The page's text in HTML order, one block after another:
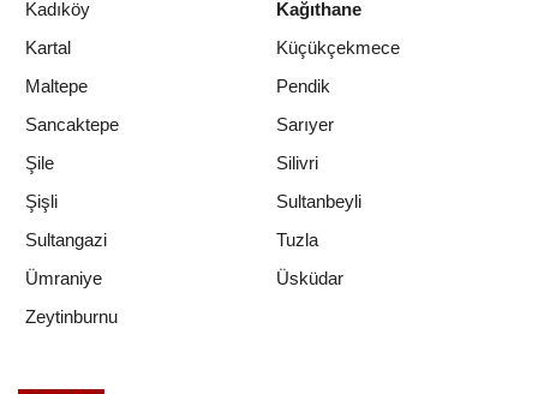
Kadıköy
Kağıthane
Kartal
Küçükçekmece
Maltepe
Pendik
Sancaktepe
Sarıyer
Şile
Silivri
Şişli
Sultanbeyli
Sultangazi
Tuzla
Ümraniye
Üsküdar
Zeytinburnu